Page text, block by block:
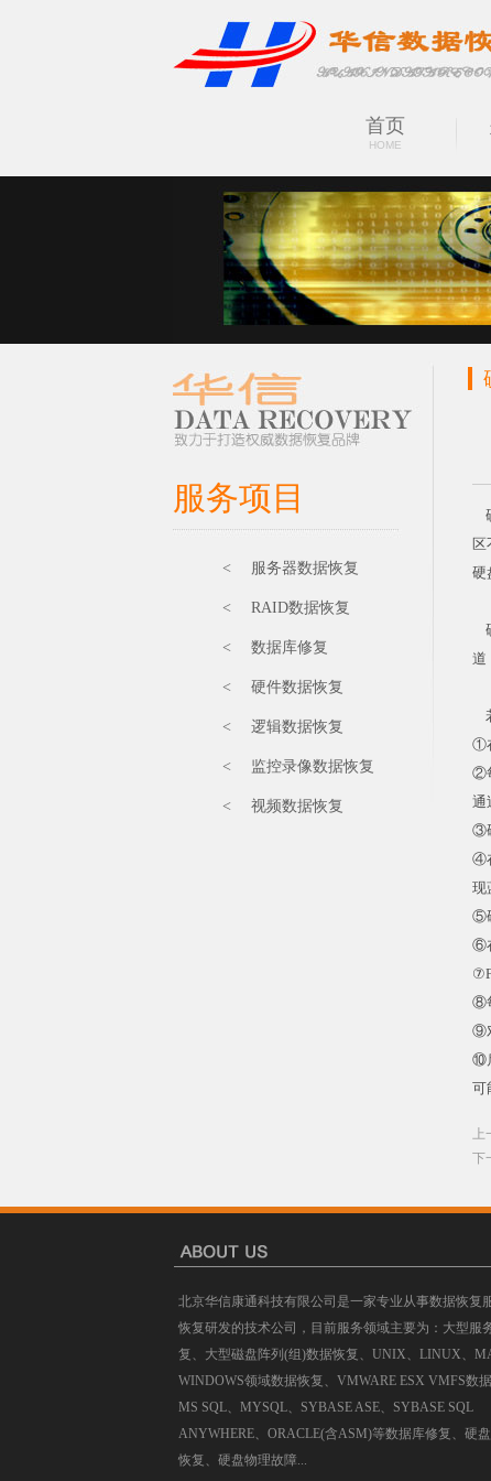
首页
HOME
服务项目
< 服务器数据恢复
< RAID数据恢复
< 数据库修复
< 硬件数据恢复
< 逻辑数据恢复
< 监控录像数据恢复
< 视频数据恢复
硬
道
①
②
通
③
④
现
⑤
⑥
⑧
⑨
⑩
可
下
北京华信康通科技有限公司是一家专业从事数据恢复
恢复研发的技术公司，目前服务领域主要为：大型服
复、大型磁盘阵列(组)数据恢复、UNIX、LINUX、
WINDOWS领域数据恢复、VMWARE ESX VMFS数据
MS SQL、MYSQL、SYBASE ASE、SYBASE SQL
ANYWHERE、ORACLE(含ASM)等数据库修复、硬
恢复、硬盘物理故障...